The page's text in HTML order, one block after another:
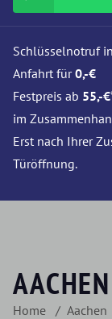
Schlüsselnotruf
Anfahrt für0,-€
Festpreis ab 55,-
im
Erst nach Ihrer
Türöffnung.
Home
Aachen